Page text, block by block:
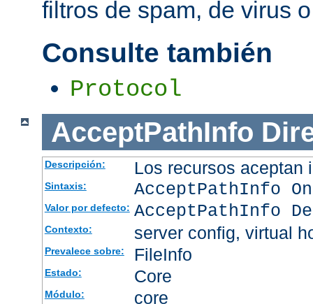
filtros de spam, de virus
Consulte también
Protocol
AcceptPathInfo
Descripción: Los recursos aceptan
Sintaxis: AcceptPathInfo
Valor por defecto: AcceptPathInfo
Contexto: server config, virtual
Prevalece sobre: FileInfo
Estado: Core
Módulo: core